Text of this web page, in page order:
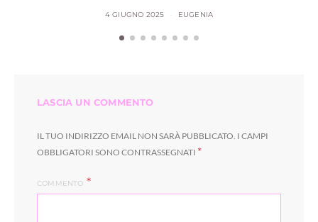
4 GIUGNO 2025 EUGENIA
LASCIA UN COMMENTO
IL TUO INDIRIZZO EMAIL NON SARÀ PUBBLICATO. I CAMPI
OBBLIGATORI SONO CONTRASSEGNATI *
COMMENTO